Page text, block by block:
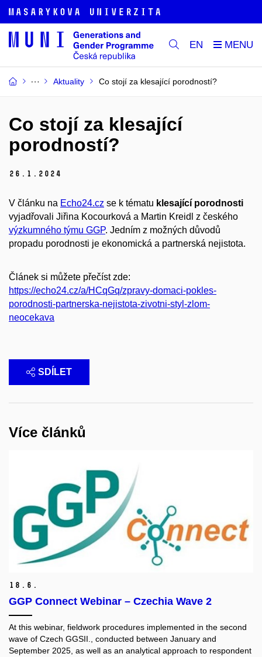
EN
Aktuality Co stojí za klesající porodností?
Co stojí za klesající
porodností?
26. 1. 2024
V článku na Echo24.cz se k tématu klesající porodnosti
vyjadřovali Jiřina Kocourková a Martin Kreidl z českého
výzkumného týmu GGP. Jedním z možných důvodů
propadu porodnosti je ekonomická a partnerská nejistota.
Článek si můžete přečíst zde:
https://echo24.cz/a/HCqGq/zpravy-domaci-pokles-
porodnosti-partnerska-nejistota-zivotni-styl-zlom-
neocekava
SDÍLET
Více článků
18. 6.
GGP Connect Webinar – Czechia Wave 2
At this webinar, fieldwork procedures implemented in the second
wave of Czech GGSII., conducted between January and
September 2025, as well as an analytical approach to respondent